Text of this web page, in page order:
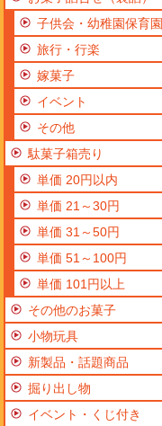
子供会・幼稚園保育園
旅行・行楽
嫁菓子
イベント
その他
駄菓子箱売り
単価 20円以内
単価 21～30円
単価 31～50円
単価 51～100円
単価 101円以上
その他のお菓子
小物玩具
新製品・話題商品
掘り出し物
イベント・くじ付き